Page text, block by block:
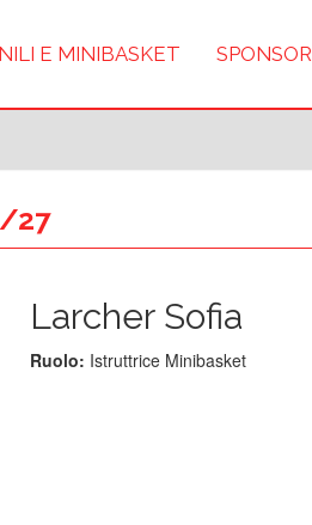
E MINIBASKET SPONSOR
27
Larcher Sofia
Ruolo: Istruttrice Minibasket